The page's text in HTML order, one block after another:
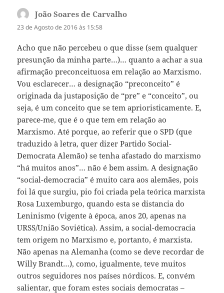
João Soares de Carvalho
23 de Agosto de 2016 às 15:58
Acho que não percebeu o que disse (sem qualquer
presunção da minha parte…)… quanto a achar a sua
afirmação preconceituosa em relação ao Marxismo.
Vou esclarecer… a designação “preconceito” é
originada da justaposição de “pre” e “conceito”, ou
seja, é um conceito que se tem aprioristicamente. E,
parece-me, que é o que tem em relação ao
Marxismo. Até porque, ao referir que o SPD (que
traduzido à letra, quer dizer Partido Social-
Democrata Alemão) se tenha afastado do marxismo
“há muitos anos”… não é bem assim. A designação
“social-democracia” é muito cara aos alemães, pois
foi lá que surgiu, pio foi criada pela teórica marxista
Rosa Luxemburgo, quando esta se distancia do
Leninismo (vigente à época, anos 20, apenas na
URSS/União Soviética). Assim, a social-democracia
tem origem no Marxismo e, portanto, é marxista.
Não apenas na Alemanha (como se deve recordar de
Willy Brandt…), como, igualmente, teve muitos
outros seguidores nos países nórdicos. E, convém
salientar, que foram estes sociais democratas –